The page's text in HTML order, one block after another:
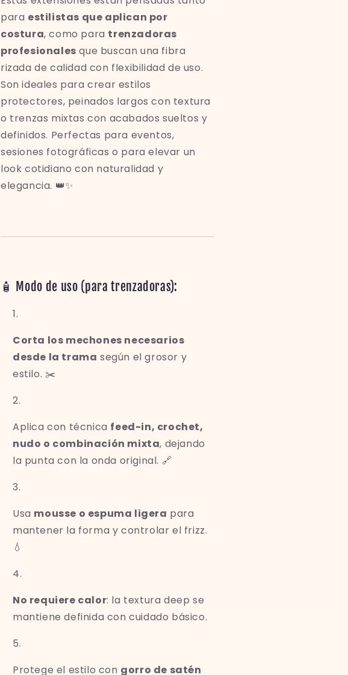
para estilistas que aplican por
costura, como para trenzadoras
profesionales que buscan una fibra
rizada de calidad con flexibilidad de uso.
Son ideales para crear estilos
protectores, peinados largos con textura
o trenzas mixtas con acabados sueltos y
definidos. Perfectas para eventos,
sesiones fotográficas o para elevar un
look cotidiano con naturalidad y
elegancia. 👑✨
🧴 Modo de uso (para trenzadoras):
Corta los mechones necesarios
desde la trama según el grosor y
estilo. ✂️
Aplica con técnica feed-in, crochet,
nudo o combinación mixta, dejando
la punta con la onda original. 🔗
Usa mousse o espuma ligera para
mantener la forma y controlar el frizz.
💧
No requiere calor: la textura deep se
mantiene definida con cuidado básico.
Protege el estilo con gorro de satén